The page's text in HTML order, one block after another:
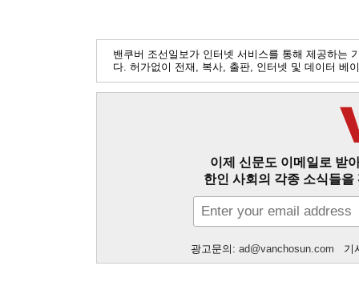
밴쿠버 조선일보가 인터넷 서비스를 통해 제공하는
다. 허가없이 전재, 복사, 출판, 인터넷 및 데이터 베
이제 신문도 이메일로 받
한인 사회의 각종 소식들
광고문의: ad@vanchosun.com 기